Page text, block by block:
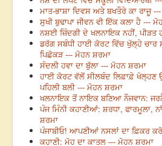
ਮਾਤ-ਭਾਸ਼ਾ ਦਿਵਸ ਅਤੇ ਬਖਤੌਰੇ ਕਾ ਰਾਜੂ
ਸੁਖੀ ਬੁਢਾਪਾ ਜੀਵਨ ਵੀ ਇੱਕ ਕਲਾ ਹੈ ---
ਨਸ਼ਈ ਜ਼ਿੰਦਗੀ ਦੇ ਖਲਨਾਇਕ ਨਹੀਂ, ਪੀੜਤ
ਡਰੱਗ ਸਬੰਧੀ ਹਾਈ ਕੋਰਟ ਵਿੱਚ ਖੁੱਲ੍ਹੇ ਚਾਰ
ਪਿਛੋਕੜ --- ਮੋਹਨ ਸ਼ਰਮਾ
ਸੰਦਲੀ ਹਵਾ ਦਾ ਬੁੱਲਾ --- ਮੋਹਨ ਸ਼ਰਮਾ
ਹਾਈ ਕੋਰਟ ਵੱਲੋਂ ਸੀਲਬੰਦ ਲਿਫ਼ਾਫ਼ੇ ਖੋਲ੍ਹਣ
ਪਹਿਲੀ ਬਲੀ --- ਮੋਹਨ ਸ਼ਰਮਾ
ਖਲਨਾਇਕ ਤੋਂ ਨਾਇਕ ਬਣਿਆ ਨੌਜਵਾਨ:
ਪੰਜ ਮਿੰਨੀ ਕਹਾਣੀਆਂ: ਸ਼ਰਧਾ, ਫਾਰਮੂਲਾ,
ਸ਼ਰਮਾ
ਪੰਜਾਬੀਓ! ਆਪਣੀਆਂ ਨਸਲਾਂ ਦਾ ਫ਼ਿਕਰ
ਕਹਾਣੀ: ਮੋਹ ਦਾ ਕਾਤਲ --- ਮੋਹਨ ਸ਼ਰਮਾ